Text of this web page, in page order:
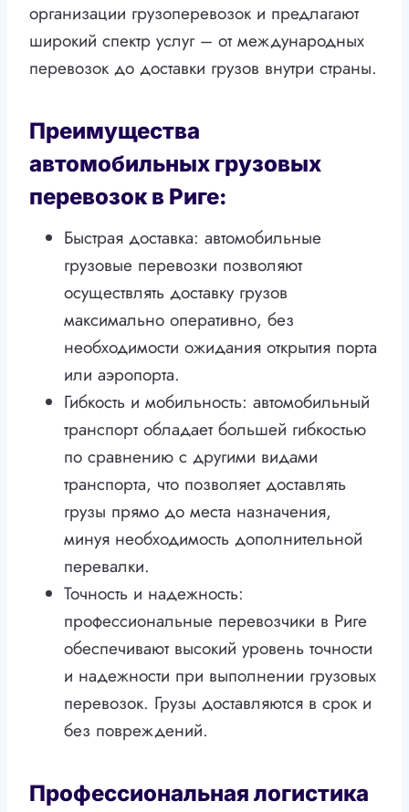
организации грузоперевозок и предлагают
широкий спектр услуг – от международных
перевозок до доставки грузов внутри страны.
Преимущества
автомобильных грузовых
перевозок в Риге:
Быстрая доставка: автомобильные
грузовые перевозки позволяют
осуществлять доставку грузов
максимально оперативно, без
необходимости ожидания открытия порта
или аэропорта.
Гибкость и мобильность: автомобильный
транспорт обладает большей гибкостью
по сравнению с другими видами
транспорта, что позволяет доставлять
грузы прямо до места назначения,
минуя необходимость дополнительной
перевалки.
Точность и надежность:
профессиональные перевозчики в Риге
обеспечивают высокий уровень точности
и надежности при выполнении грузовых
перевозок. Грузы доставляются в срок и
без повреждений.
Профессиональная логистика